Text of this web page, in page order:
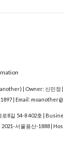
| Owner: 신민
| Email:
8길 54-8 402호 |
2021-서울용산-1888 |